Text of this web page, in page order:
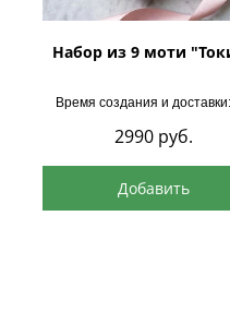
Набор из 9 моти
Время создания и
2990 руб.
Добавить